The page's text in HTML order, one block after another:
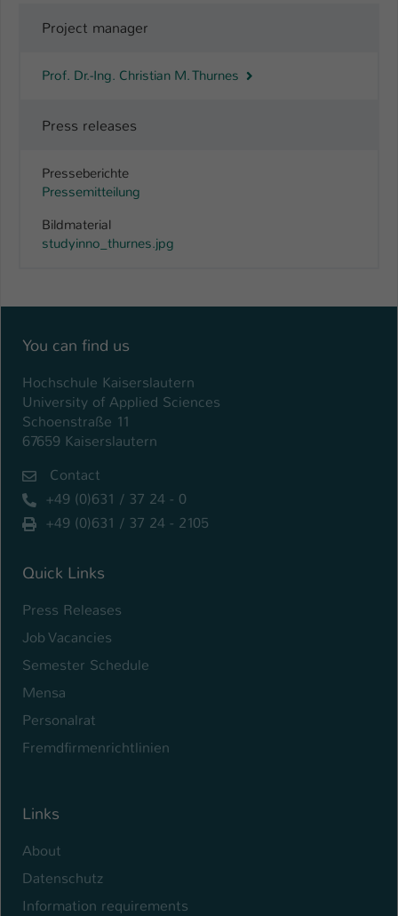
Project manager
Prof. Dr.-Ing. Christian M. Thurnes
Press releases
Presseberichte
Pressemitteilung
Bildmaterial
studyinno_thurnes.jpg
You can find us
Hochschule Kaiserslautern
University of Applied Sciences
Schoenstraße 11
67659 Kaiserslautern
Contact
+49 (0)631 / 37 24 - 0
+49 (0)631 / 37 24 - 2105
Quick Links
Press Releases
Job Vacancies
Semester Schedule
Mensa
Personalrat
Fremdfirmenrichtlinien
Links
About
Datenschutz
Information requirements